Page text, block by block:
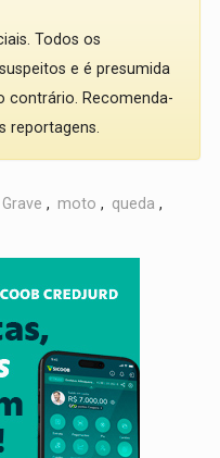
Todos os
e é presumida
contrário. Recomenda-
reportagens.
Grave , moto , queda ,